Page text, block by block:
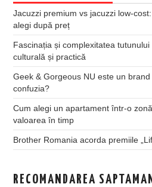
Jacuzzi premium vs jacuzzi low-
alegi după preț
Fascinația și complexitatea
culturală și practică
Geek & Gorgeous NU este un
confuzia?
Cum alegi un apartament într-o
valoarea în timp
Brother Romania acorda premiile
RECOMANDAREA